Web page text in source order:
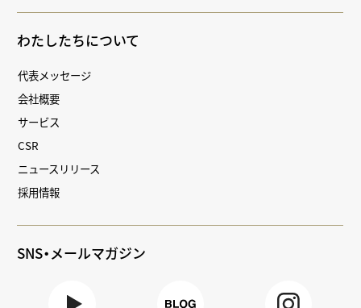
わたしたちについて
代表メッセージ
会社概要
サービス
CSR
ニュースリリース
採用情報
SNS・メールマガジン